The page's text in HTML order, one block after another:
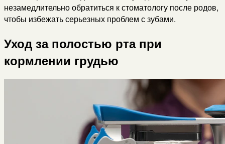
незамедлительно обратиться к стоматологу после родов,
чтобы избежать серьезных проблем с зубами.
Уход за полостью рта при
кормлении грудью